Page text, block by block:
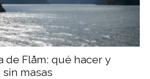
de Flåm: qué hacer y
masas